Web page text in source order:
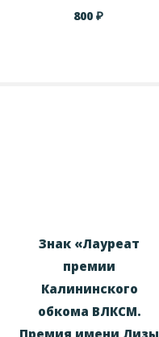
800 ₽
Знак «Лауреат
премии
Калининского
обкома ВЛКСМ.
Премия имени Лизы